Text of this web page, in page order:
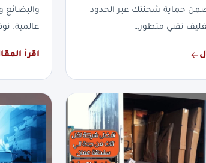
حماية شحنتك عبر الحدود
تقني متطور…
والبضائع
عالمية.
اقرأ